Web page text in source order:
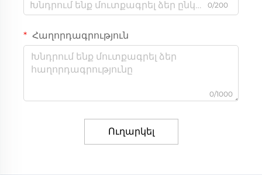
0/200
Հաղորդագրություն
0/1000
Ուղարկել